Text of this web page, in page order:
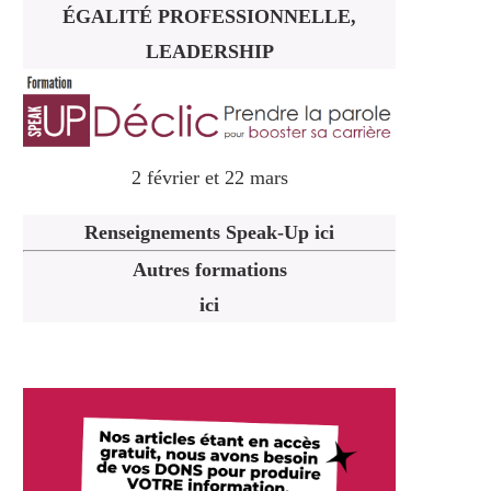
ÉGALITÉ PROFESSIONNELLE,
LEADERSHIP
2 février et 22 mars
Renseignements Speak-Up ici
Autres formations
ici